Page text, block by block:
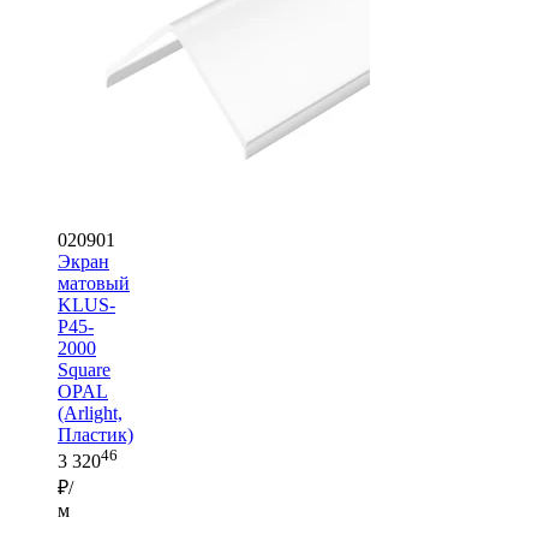
020901
Экран
матовый
KLUS-
P45-
2000
Square
OPAL
(Arlight,
Пластик)
3 32046
₽/
м